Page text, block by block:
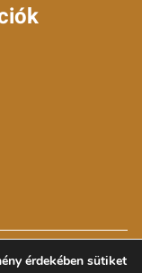
fenntartva.
érdekében sütiket